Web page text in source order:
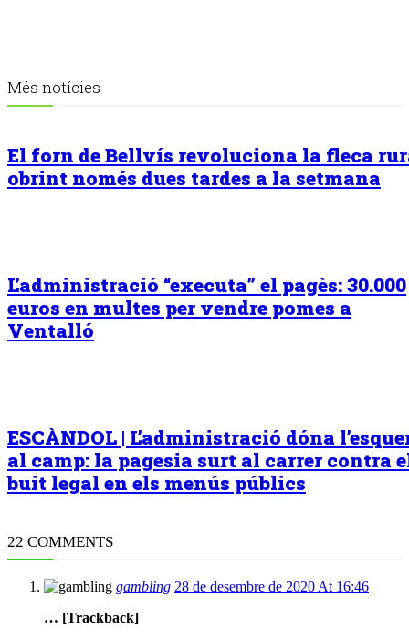
Més notícies
El forn de Bellvís revoluciona la fleca
obrint només dues tardes a la setmana
L’administració “executa” el pagès: 30.000
euros en multes per vendre pomes a
Ventalló
ESCÀNDOL | L’administració dóna
al camp: la pagesia surt al carrer contra
buit legal en els menús públics
22 COMMENTS
gambling 28 de desembre de 2020 At 16:46
… [Trackback]